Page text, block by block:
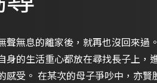
聲無息的離家後，就再也沒回來過
身的生活重心都放在尋找長子上，
感受。 在某次的母子爭吵中，亦